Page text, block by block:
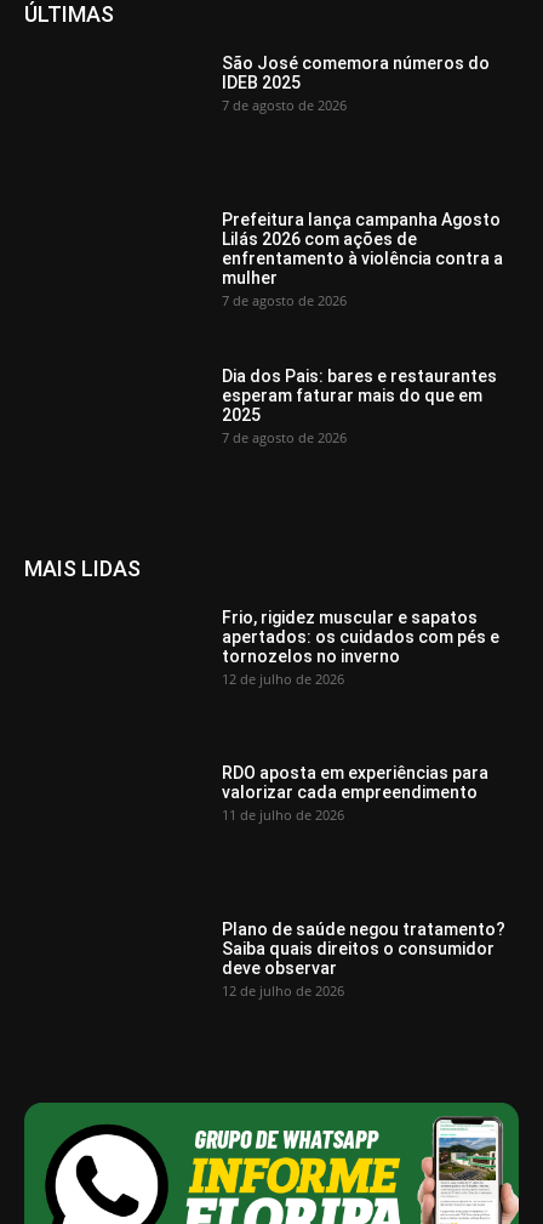
ÚLTIMAS
São José comemora números do
IDEB 2025
7 de agosto de 2026
Prefeitura lança campanha Agosto
Lilás 2026 com ações de
enfrentamento à violência contra a
mulher
7 de agosto de 2026
Dia dos Pais: bares e restaurantes
esperam faturar mais do que em
2025
7 de agosto de 2026
MAIS LIDAS
Frio, rigidez muscular e sapatos
apertados: os cuidados com pés e
tornozelos no inverno
12 de julho de 2026
RDO aposta em experiências para
valorizar cada empreendimento
11 de julho de 2026
Plano de saúde negou tratamento?
Saiba quais direitos o consumidor
deve observar
12 de julho de 2026